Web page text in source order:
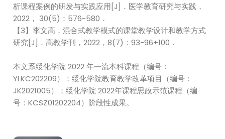
析课程案例的研发与实践应用[J]．医学教育研究与实践，
2022， 30(5)：576-580．
【3】李文高．混合式教学模式的课堂教学设计和教学方式
研究[J]．高教学刊，2022，8(7)：93-96+100．
本文系绥化学院 2022 年一流本科课程（编号：
YLKC202209）；绥化学院教育教学改革项目（编号：
JK2021005）；绥化学院 2022年课程思政示范课程（编
号：KCSZ01202204）阶段性成果。